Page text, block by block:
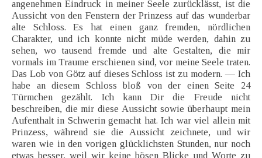
angenehmen Eindruck in meiner Seele zurücklässt, ist die
Aussicht von den Fenstern der Prinzess auf das wunderbar
alte Schloss. Es hat einen ganz fremden, nördlichen
Charakter, und ich konnte nicht müde werden, dahin zu
sehen, wo tausend fremde und alte Gestalten, die mir
vormals im Traume erschienen sind, vor meine Seele traten.
Das Lob von Götz auf dieses Schloss ist zu modern. — Ich
habe an diesem Schloss bloß von der einen Seite 24
Türmchen gezählt. Ich kann Dir die Freude nicht
beschreiben, die mir diese Aussicht sowie überhaupt mein
Aufenthalt in Schwerin gemacht hat. Ich war viel allein mit
Prinzess, während sie die Aussicht zeichnete, und wir
waren wie in den vorigen glücklichsten Stunden, nur noch
etwas besser, weil wir keine bösen Blicke und Worte zu